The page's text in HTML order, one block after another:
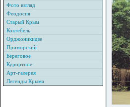
Фото взгляд
Феодосия
Старый Крым
Коктебель
Орджоникидзе
Приморский
Береговое
Курортное
Арт-галерея
Легенды Крыма